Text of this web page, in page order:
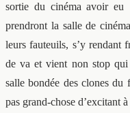
sortie du cinéma avoir eu
prendront la salle de
leurs fauteuils, s’y rendant
de va et vient non stop
salle bondée des clones
pas grand-chose d’excitant